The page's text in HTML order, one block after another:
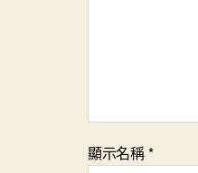
顯示名稱*